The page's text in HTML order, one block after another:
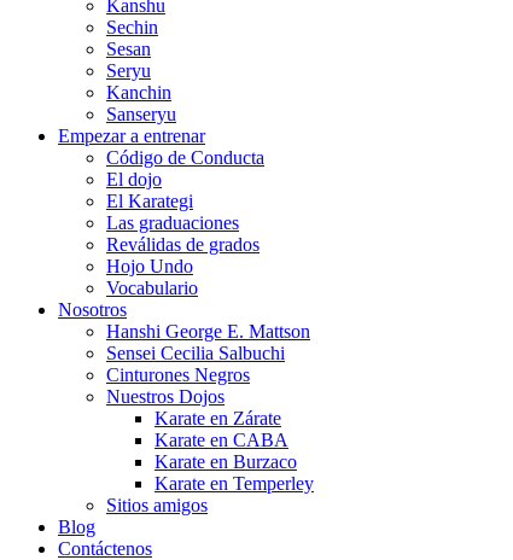
Kanshu
Sechin
Sesan
Seryu
Kanchin
Sanseryu
Empezar a entrenar
Código de Conducta
El dojo
El Karategi
Las graduaciones
Reválidas de grados
Hojo Undo
Vocabulario
Nosotros
Hanshi George E. Mattson
Sensei Cecilia Salbuchi
Cinturones Negros
Nuestros Dojos
Karate en Zárate
Karate en CABA
Karate en Burzaco
Karate en Temperley
Sitios amigos
Blog
Contáctenos